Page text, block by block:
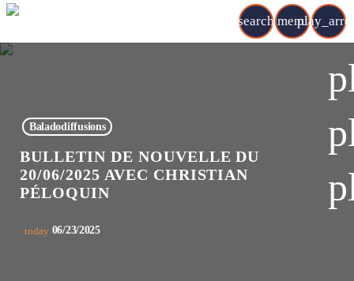
search menu
Baladodiffusions
BULLETIN DE NOUVELLE DU
20/06/2025 AVEC CHRISTIAN
PÉLOQUIN
today 06/23/2025